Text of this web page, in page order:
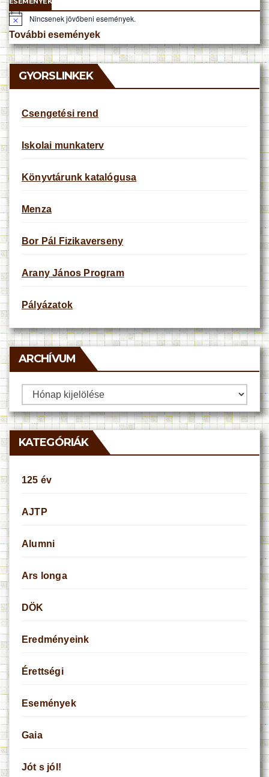
N
o
t
i
c
e
Nincsenek jövőbeni események.
További események
GYORSLINKEK
Csengetési rend
Iskolai munkaterv
Könyvtárunk katalógusa
Menza
Bor Pál Fizikaverseny
Arany János Program
Pályázatok
ARCHÍVUM
Archívum
KATEGÓRIÁK
125 év
AJTP
Alumni
Ars longa
DÖK
Eredményeink
Érettségi
Események
Gaia
Jót s jól!